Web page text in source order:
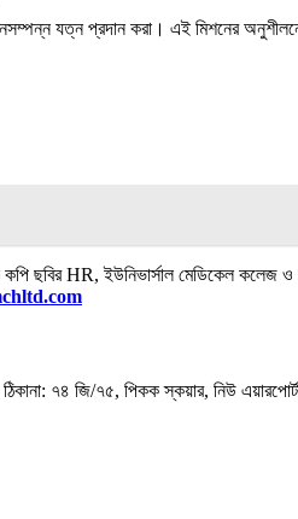
যত্ন প্রদান করা। এই মিশনের
ছবির HR, ইউনিভার্সাল মেডিকেল কলেজ
৭৪ জি/৭৫, পিকক স্কয়ার, নিউ